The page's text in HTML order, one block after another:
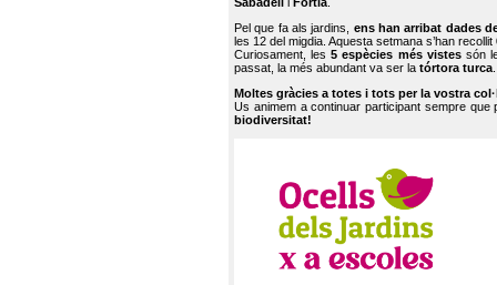
Pel que fa als jardins, ens han arribat dades
les 12 del migdia. Aquesta setmana s’han recollit
Curiosament, les5 espècies més vistessón
passat, la més abundant va ser la tórtora turca
Moltes gràcies a totes i tots per la vostra
Us animem a continuar participant sempre que
biodiversitat!